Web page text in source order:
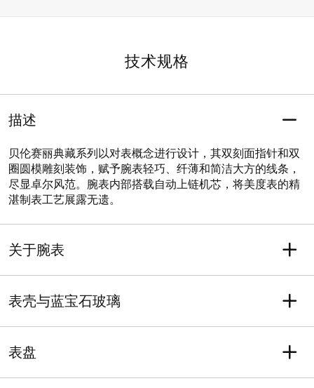
技术规格
描述
贝伦赛丽典藏系列以对表概念进行设计，其双刻面指针和双
圈圆模雕刻装饰，赋予腕表轻巧、纤薄和简洁大方的线条，
尽显卓尔风范。腕表内部搭载自动上链机芯，将美度表的精
湛制表工艺展露无遗。
关于腕表
重量 (克)
78
型号
系列
贝伦赛丽系列 含二年售后保修服务
防水性能可抵御相当于3巴的
压力（30米/100英尺）
表壳与蓝宝石玻璃
表壳形状
圆形
长度
宽度
33 7.2
表盘
表盘颜色 刻度